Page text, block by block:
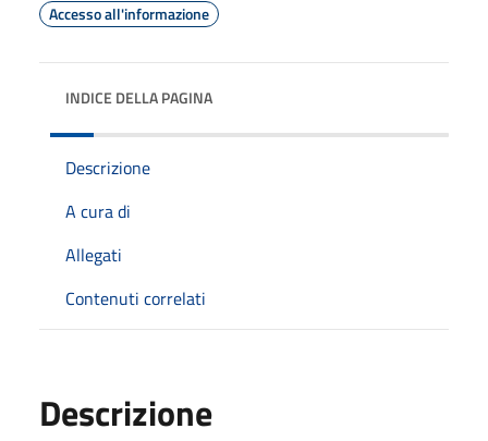
Accesso all'informazione
INDICE DELLA PAGINA
Descrizione
A cura di
Allegati
Contenuti correlati
Descrizione